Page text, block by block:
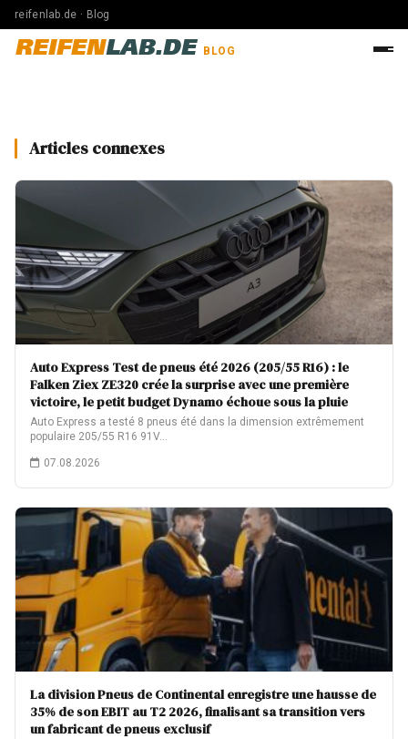
reifenlab.de · Blog
REIFENLAB.DE BLOG
Articles connexes
Auto Express Test de pneus été 2026 (205/55 R16) : le
Falken Ziex ZE320 crée la surprise avec une première
victoire, le petit budget Dynamo échoue sous la pluie
Auto Express a testé 8 pneus été dans la dimension extrêmement
populaire 205/55 R16 91V…
07.08.2026
La division Pneus de Continental enregistre une hausse de
35% de son EBIT au T2 2026, finalisant sa transition vers
un fabricant de pneus exclusif